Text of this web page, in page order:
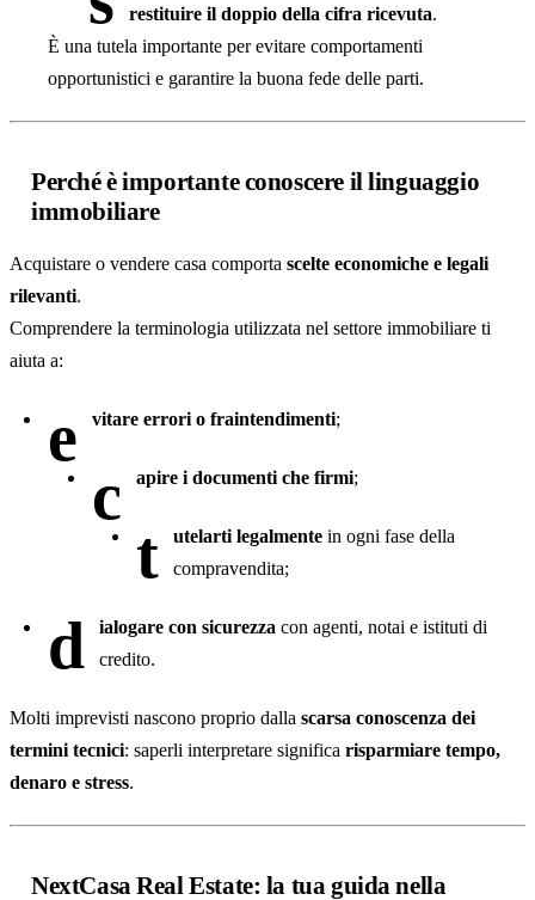
restituire il doppio della cifra ricevuta.
È una tutela importante per evitare comportamenti
opportunistici e garantire la buona fede delle parti.
Perché è importante conoscere il linguaggio
immobiliare
Acquistare o vendere casa comporta scelte economiche e legali
rilevanti.
Comprendere la terminologia utilizzata nel settore immobiliare ti
aiuta a:
e vitare errori o fraintendimenti;
c apire i documenti che firmi;
t utelarti legalmente in ogni fase della
compravendita;
d ialogare con sicurezza con agenti, notai e istituti di
credito.
Molti imprevisti nascono proprio dalla scarsa conoscenza dei
termini tecnici: saperli interpretare significa risparmiare tempo,
denaro e stress.
NextCasa Real Estate: la tua guida nella